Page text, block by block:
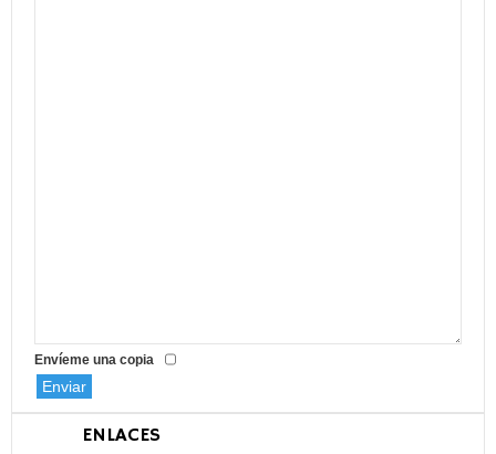
Envíeme una copia
Enviar
ENLACES